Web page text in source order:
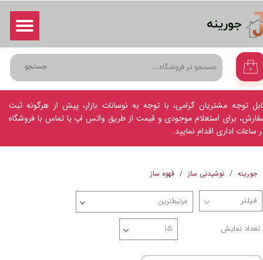
جستجو ۰
حساب کاربری من
تغییر گذر واژه
سفارشات
خروج از حساب کاربری
جورینه
توجه مشتریان گرامی، با توجه به نوسانات بازار، پیش از هرگونه ثبت
برای استعلام موجودی و قیمت از طریق واتس اپ یا تماس با فروشگاه
ساعات اداری اقدام نمایید.
جورینه نوشیدنی ساز قهوه ساز
مرتبط‌ترین
تعداد نمایش ۱۵